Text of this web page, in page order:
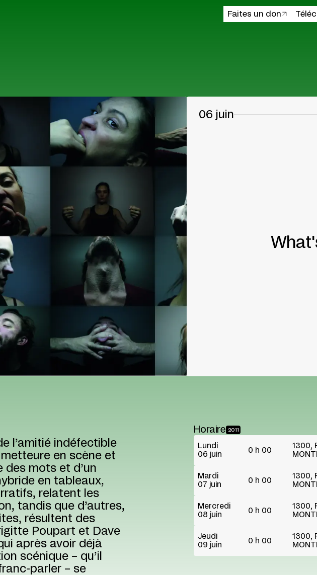
Faites un don
06 juin
l’amitié indéfectible
metteure en scène et
des mots et d’un
en tableaux,
relatent les
tandis que d’autres,
résultent des
Poupart et Dave
après avoir déjà
scénique – qu’il
parler – se
Horaire 2011
Lundi
06 juin
0 h 00
1300,
Mardi
07 juin
0 h 00
1300,
Mercredi
08 juin
0 h 00
1300,
Jeudi
09 juin
0 h 00
1300,